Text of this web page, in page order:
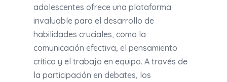
adolescentes ofrece una plataforma
invaluable para el desarrollo de
habilidades cruciales, como la
comunicación efectiva, el pensamiento
crítico y el trabajo en equipo. A través de
la participación en debates, los